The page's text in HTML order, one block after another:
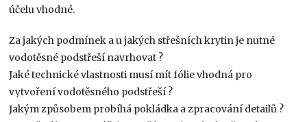
účelu vhodné.
Za jakých podmínek a u jakých střešních krytin je nutné
vodotěsné podstřeší navrhovat ?
Jaké technické vlastnosti musí mít fólie vhodná pro
vytvoření vodotěsného podstřeší ?
Jakým způsobem probíhá pokládka a zpracování detailů ?